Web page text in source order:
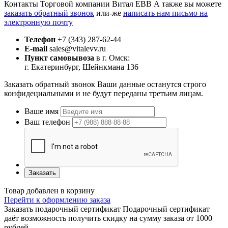
Контакты Торговой компании Витал ЕВВ А также вы можете
заказать обратный звонок или-же написать нам письмо на
электронную почту
Телефон +7 (343) 287-62-44
E-mail sales@vitalevv.ru
Пункт самовывоза в г. Омск:
г. Екатеринбург, Шейнкмана 136
Заказать обратный звонок Ваши данные останутся строго
конфидециальными и не будут переданы третьим лицам.
Ваше имя
Ваш телефон
Заказать
Товар добавлен в корзину
Перейти к оформлению заказа
Заказать подарочный сертификат Подарочный сертификат
даёт возможность получить скидку на сумму заказа от 1000